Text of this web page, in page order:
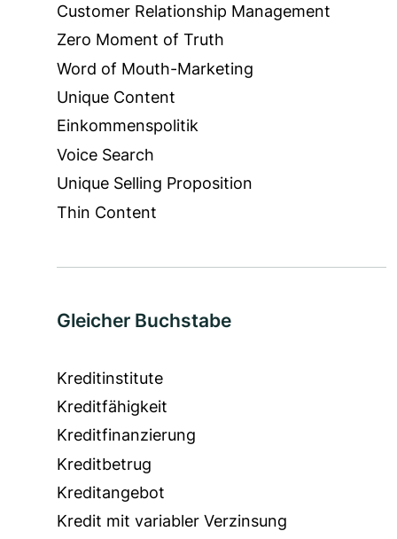
Customer Relationship Management
Zero Moment of Truth
Word of Mouth-Marketing
Unique Content
Einkommenspolitik
Voice Search
Unique Selling Proposition
Thin Content
Gleicher Buchstabe
Kreditinstitute
Kreditfähigkeit
Kreditfinanzierung
Kreditbetrug
Kreditangebot
Kredit mit variabler Verzinsung